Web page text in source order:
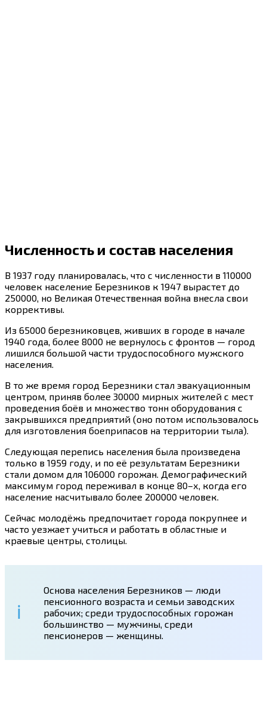
Численность и состав населения
В 1937 году планировалась, что с численности в 110000
человек население Березников к 1947 вырастет до
250000, но Великая Отечественная война внесла свои
коррективы.
Из 65000 березниковцев, живших в городе в начале
1940 года, более 8000 не вернулось с фронтов — город
лишился большой части трудоспособного мужского
населения.
В то же время город Березники стал эвакуационным
центром, приняв более 30000 мирных жителей с мест
проведения боёв и множество тонн оборудования с
закрывшихся предприятий (оно потом использовалось
для изготовления боеприпасов на территории тыла).
Следующая перепись населения была произведена
только в 1959 году, и по её результатам Березники
стали домом для 106000 горожан. Демографический
максимум город переживал в конце 80–х, когда его
население насчитывало более 200000 человек.
Сейчас молодёжь предпочитает города покрупнее и
часто уезжает учиться и работать в областные и
краевые центры, столицы.
Основа населения Березников — люди
пенсионного возраста и семьи заводских
рабочих; среди трудоспособных горожан
большинство — мужчины, среди
пенсионеров — женщины.